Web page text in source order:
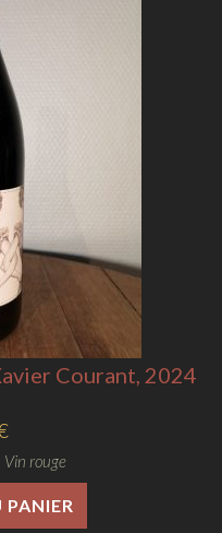
Courant, 2024
Vin rouge